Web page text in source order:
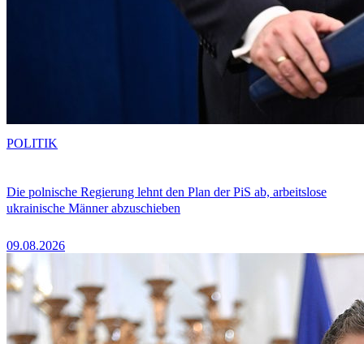
Die polnische Regierung lehnt den Plan der PiS ab, arbeitslose
ukrainische Männer abzuschieben
09.08.2026
POLITIK